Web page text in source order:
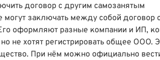
договор с другим самозанятым
могут заключать между собой договор
оформляют разные компании и ИП,
не хотят регистрировать общее ООО.
При нём можно официально